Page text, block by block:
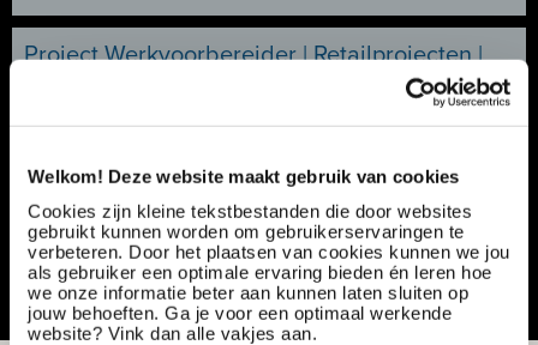
Welkom! Deze website maakt gebruik van cookies
Cookies zijn kleine tekstbestanden die door websites
gebruikt kunnen worden om gebruikerservaringen te
verbeteren. Door het plaatsen van cookies kunnen we jou
als gebruiker een optimale ervaring bieden én leren hoe
we onze informatie beter aan kunnen laten sluiten op
jouw behoeften. Ga je voor een optimaal werkende
website? Vink dan alle vakjes aan.
Project Werkvoorbereider | Retailprojecten |
Vacancy number: 165516
Contract type:
Project Sourcing
Share or save this vacancy